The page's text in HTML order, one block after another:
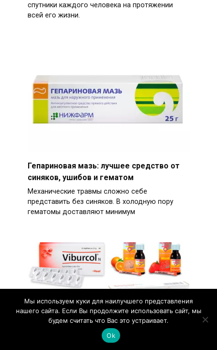
спутники каждого человека на протяжении
всей его жизни.
Гепариновая мазь: лучшее средство от
синяков, ушибов и гематом
Механические травмы сложно себе
представить без синяков. В холодную пору
гематомы доставляют минимум
Мы используем куки для наилучшего представления
нашего сайта. Если Вы продолжите использовать сайт, мы
будем считать что Вас это устраивает.
Ok